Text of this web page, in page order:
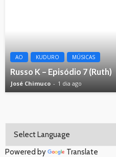
AO KUDURO MÚSICAS
Russo K – Episódio 7 (Ruth)
José Chimuco 1 dia ago
Powered by Translate